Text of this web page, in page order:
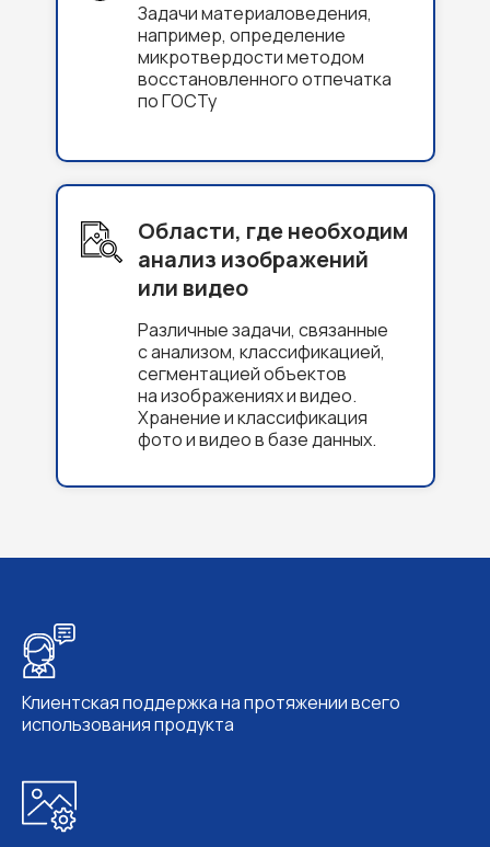
Задачи материаловедения,
например, определение
микротвердости методом
восстановленного отпечатка
по ГОСТу
Области, где необходим
анализ изображений
или видео
Различные задачи, связанные
с анализом, классификацией,
сегментацией объектов
на изображениях и видео.
Хранение и классификация
фото и видео в базе данных.
Клиентская поддержка на протяжении всего
использования продукта